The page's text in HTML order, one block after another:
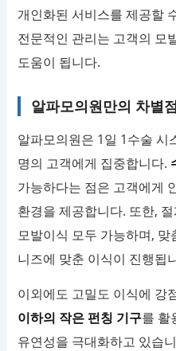
개인화된 서비스를 제공할
전문적인 관리는 고객의 모
도움이 됩니다.
알파모의원만의 차별점
알파모의원은 1일 1수술 시
명의 고객에게 집중합니다.
가능하다는 점은 고객에게
환경을 제공합니다. 또한,
모발이식 모두 가능하며,
니즈에 맞춘 이식이 진행됩
이외에도 고밀도 이식에 강
이하의 작은 펀칭 기구를 활
유연성을 극대화하고 있습